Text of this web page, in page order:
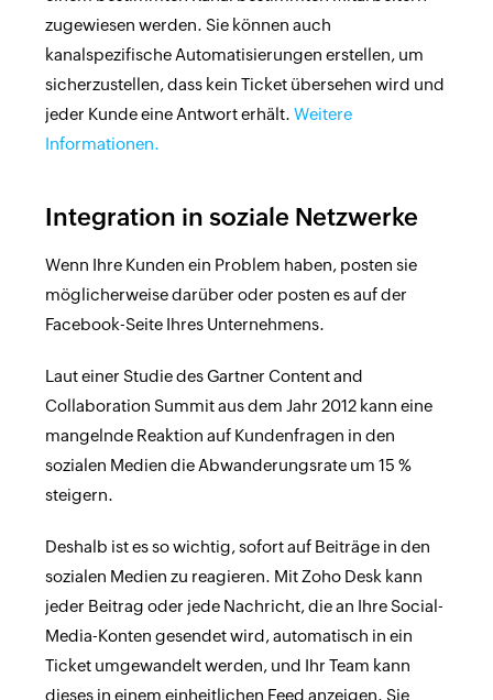
zugewiesen werden. Sie können auch
kanalspezifische Automatisierungen erstellen, um
sicherzustellen, dass kein Ticket übersehen wird und
jeder Kunde eine Antwort erhält. Weitere
Informationen.
Integration in soziale Netzwerke
Wenn Ihre Kunden ein Problem haben, posten sie
möglicherweise darüber oder posten es auf der
Facebook-Seite Ihres Unternehmens.
Laut einer Studie des Gartner Content and
Collaboration Summit aus dem Jahr 2012 kann eine
mangelnde Reaktion auf Kundenfragen in den
sozialen Medien die Abwanderungsrate um 15 %
steigern.
Deshalb ist es so wichtig, sofort auf Beiträge in den
sozialen Medien zu reagieren. Mit Zoho Desk kann
jeder Beitrag oder jede Nachricht, die an Ihre Social-
Media-Konten gesendet wird, automatisch in ein
Ticket umgewandelt werden, und Ihr Team kann
dieses in einem einheitlichen Feed anzeigen. Sie